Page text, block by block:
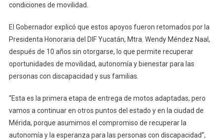
condiciones de movilidad.
El Gobernador explicó que estos apoyos fueron retomados por la
Presidenta Honoraria del DIF Yucatán, Mtra. Wendy Méndez Naal,
después de 10 años sin otorgarse, lo que permite recuperar
oportunidades de movilidad, autonomía y bienestar para las
personas con discapacidad y sus familias.
“Esta es la primera etapa de entrega de motos adaptadas, pero
vamos a continuar en otros puntos del estado y en la ciudad de
Mérida, porque asumimos el compromiso de recuperar la
autonomía y la esperanza para las personas con discapacidad”,